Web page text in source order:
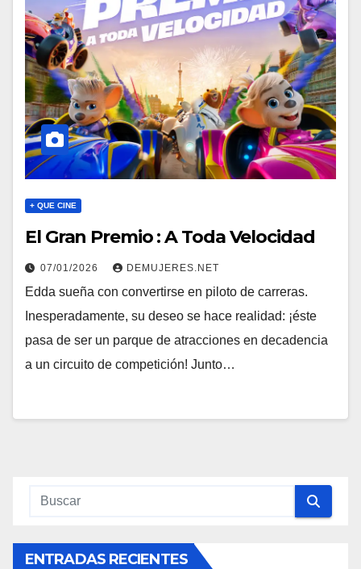
+ QUE CINE
El Gran Premio : A Toda Velocidad
07/01/2026 DEMUJERES.NET
Edda sueña con convertirse en piloto de carreras.
Inesperadamente, su deseo se hace realidad: ¡éste
pasa de ser un parque de atracciones en decadencia
a un circuito de competición! Junto…
ENTRADAS RECIENTES